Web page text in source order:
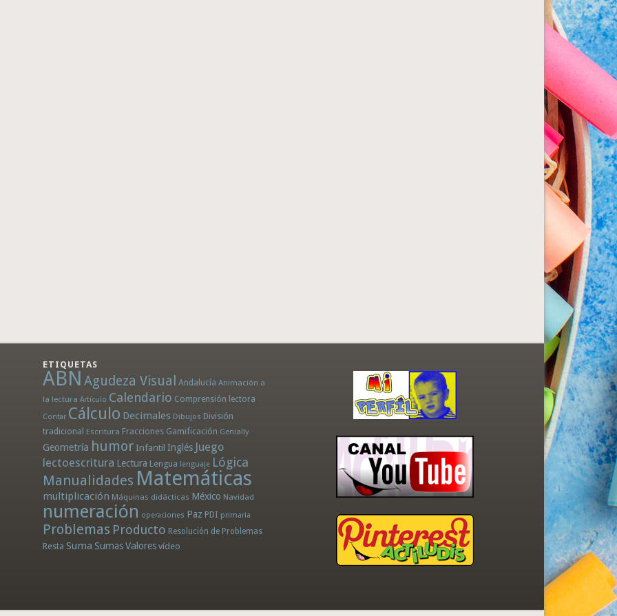
ETIQUETAS
ABN Agudeza Visual Andalucía Animación a
la lectura Artículo Calendario Comprensión lectora
Contar Cálculo Decimales Dibujos División
tradicional Escritura Fracciones Gamificación Genially
Geometría humor Infantil Inglés Juego
lectoescritura Lectura Lengua lenguaje Lógica
Manualidades Matemáticas
multiplicación Máquinas didácticas México Navidad
numeración operaciones Paz PDI primaria
Problemas Producto Resolución de Problemas
Resta Suma SumasValores vídeo